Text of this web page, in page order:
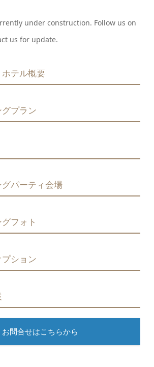
under construction. Follow us on
us for update.
ホテル概要
プラン
グパーティ会場
フォト
ション
お問合せはこちらから